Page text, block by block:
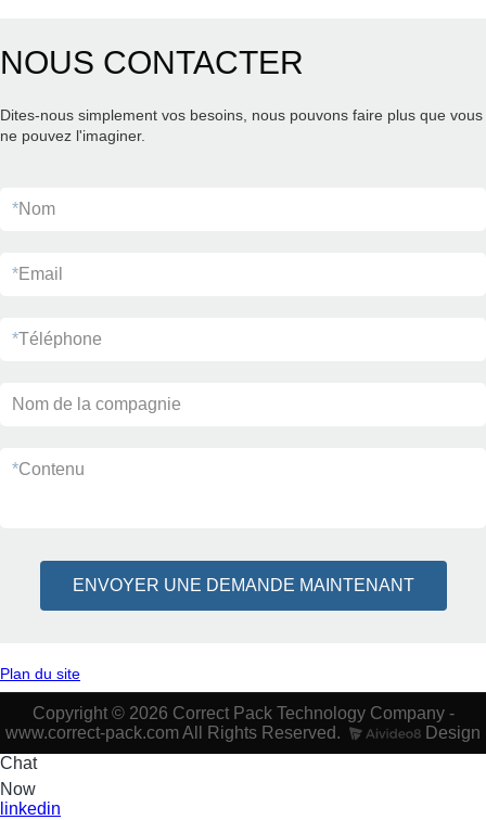
NOUS CONTACTER
Dites-nous simplement vos besoins, nous pouvons faire plus que vous
ne pouvez l'imaginer.
*Nom
*Email
*Téléphone
Nom de la compagnie
*Contenu
ENVOYER UNE DEMANDE MAINTENANT
Plan du site
Copyright © 2026 Correct Pack Technology Company -
www.correct-pack.com All Rights Reserved.
Design
Chat
Now
linkedin